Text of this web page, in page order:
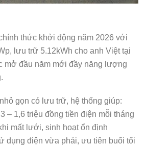
thức khởi động năm 2026 với
lưu trữ 5.12kWh cho anh Việt tại
mở đầu năm mới đầy năng lượng
gọn có lưu trữ, hệ thống giúp:
– 1,6 triệu đồng tiền điện mỗi tháng
mất lưới, sinh hoạt ổn định
dụng điện vừa phải, ưu tiên buổi tối